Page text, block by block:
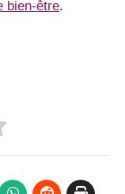
bien-être.